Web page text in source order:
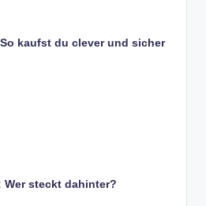
kaufst du clever und sicher
Wer steckt dahinter?